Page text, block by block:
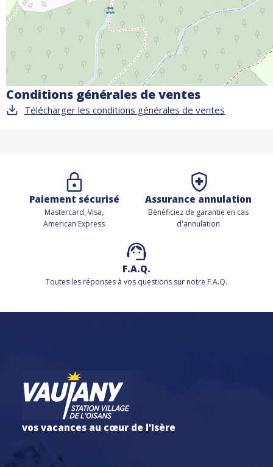
Conditions générales de ventes
Télécharger les conditions générales de ventes
Paiement sécurisé
Mastercard, Visa,
American Express
Assurance annulation
Bénéficiez de garantie en cas
d'annulation
F.A.Q.
Toutes les réponses à vos questions sur notre F.A.Q.
vos vacances au cœur de l'Isère